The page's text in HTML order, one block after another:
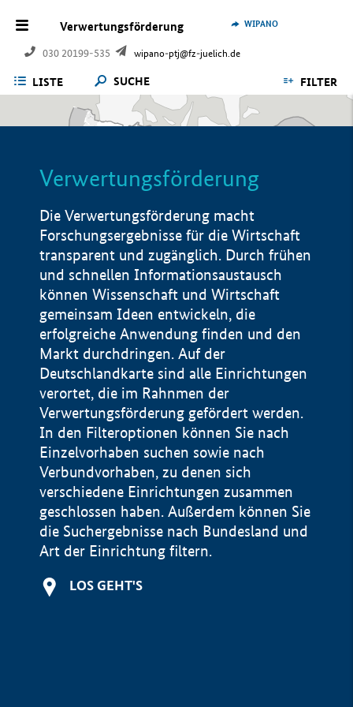
Verwertungsförderung
030 20199-535 wipano-ptj@fz-juelich.de
WIPANO
LISTE SUCHE FILTER
Verwertungsförderung
Die Verwertungsförderung macht
Forschungsergebnisse für die Wirtschaft
transparent und zugänglich. Durch frühen
und schnellen Informationsaustausch
können Wissenschaft und Wirtschaft
gemeinsam Ideen entwickeln, die
erfolgreiche Anwendung finden und den
Markt durchdringen. Auf der
Deutschlandkarte sind alle Einrichtungen
verortet, die im Rahnmen der
Verwertungsförderung gefördert werden.
In den Filteroptionen können Sie nach
Einzelvorhaben suchen sowie nach
Verbundvorhaben, zu denen sich
verschiedene Einrichtungen zusammen
geschlossen haben. Außerdem können Sie
die Suchergebnisse nach Bundesland und
Art der Einrichtung filtern.
LOS GEHT'S